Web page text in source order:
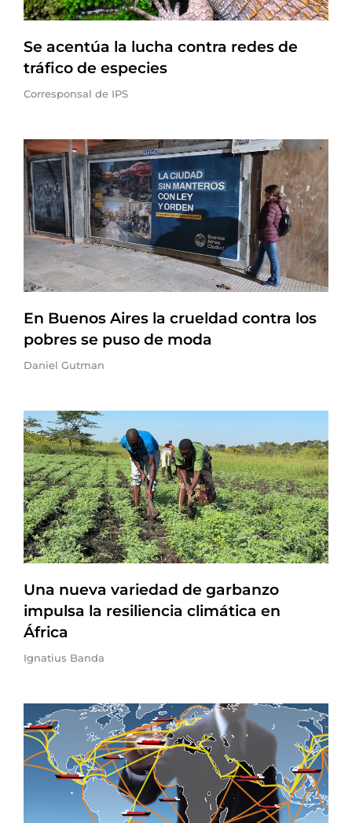
Se acentúa la lucha contra redes de
tráfico de especies
Corresponsal de IPS
En Buenos Aires la crueldad contra los
pobres se puso de moda
Daniel Gutman
Una nueva variedad de garbanzo
impulsa la resiliencia climática en
África
Ignatius Banda